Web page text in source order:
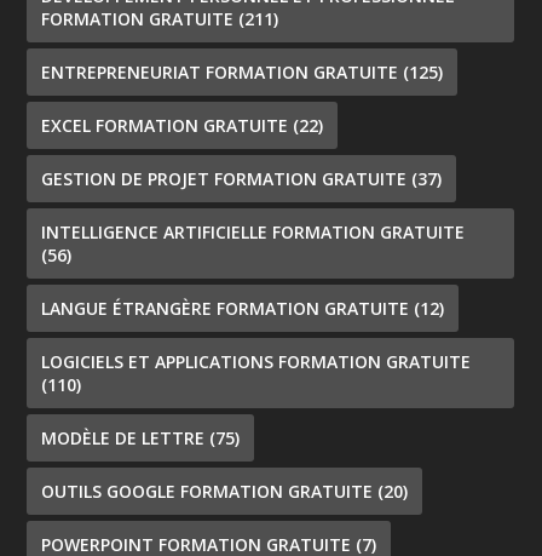
FORMATION GRATUITE (211)
ENTREPRENEURIAT FORMATION GRATUITE (125)
EXCEL FORMATION GRATUITE (22)
GESTION DE PROJET FORMATION GRATUITE (37)
INTELLIGENCE ARTIFICIELLE FORMATION GRATUITE
(56)
LANGUE ÉTRANGÈRE FORMATION GRATUITE (12)
LOGICIELS ET APPLICATIONS FORMATION GRATUITE
(110)
MODÈLE DE LETTRE (75)
OUTILS GOOGLE FORMATION GRATUITE (20)
POWERPOINT FORMATION GRATUITE (7)